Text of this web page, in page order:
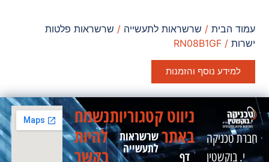
עמוד הבית / שרשראות לתעשייה / שרשראות פלטות
ישרות / RN08B1GF
למידע נוסף והזמנות
חברת טכניקה
י. בוקשטין
ניווט
באתר
דף
קטגוריות
שרשראות
לתעשייה
נשמח
להיות
בקשר